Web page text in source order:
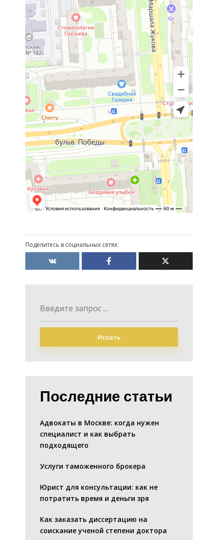
Поделитесь в социальных сетях:
Искать
Последние статьи
Адвокаты в Москве: когда нужен
специалист и как выбрать
подходящего
Услуги таможенного брокера
Юрист для консультации: как не
потратить время и деньги зря
Как заказать диссертацию на
соискание ученой степени доктора